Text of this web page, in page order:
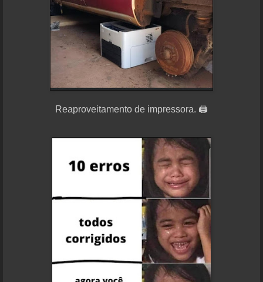
Reaproveitamento de impressora. 🖨️